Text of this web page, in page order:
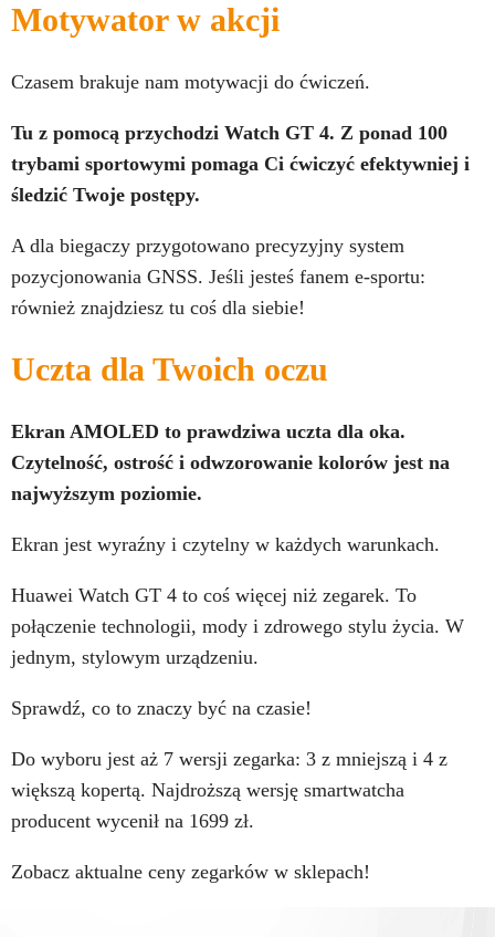
Motywator w akcji
Czasem brakuje nam motywacji do ćwiczeń.
Tu z pomocą przychodzi Watch GT 4. Z ponad 100
trybami sportowymi pomaga Ci ćwiczyć efektywniej i
śledzić Twoje postępy.
A dla biegaczy przygotowano precyzyjny system
pozycjonowania GNSS. Jeśli jesteś fanem e-sportu:
również znajdziesz tu coś dla siebie!
Uczta dla Twoich oczu
Ekran AMOLED to prawdziwa uczta dla oka.
Czytelność, ostrość i odwzorowanie kolorów jest na
najwyższym poziomie.
Ekran jest wyraźny i czytelny w każdych warunkach.
Huawei Watch GT 4 to coś więcej niż zegarek. To
połączenie technologii, mody i zdrowego stylu życia. W
jednym, stylowym urządzeniu.
Sprawdź, co to znaczy być na czasie!
Do wyboru jest aż 7 wersji zegarka: 3 z mniejszą i 4 z
większą kopertą. Najdroższą wersję smartwatcha
producent wycenił na 1699 zł.
Zobacz aktualne ceny zegarków w sklepach!